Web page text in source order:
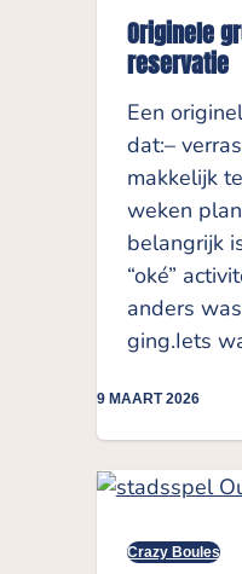
Originele
reservatie
Een
dat:–
makkelijk
weken
belangrijk
“oké”
anders
ging.Iets
9 MAART 2026
Crazy Boules